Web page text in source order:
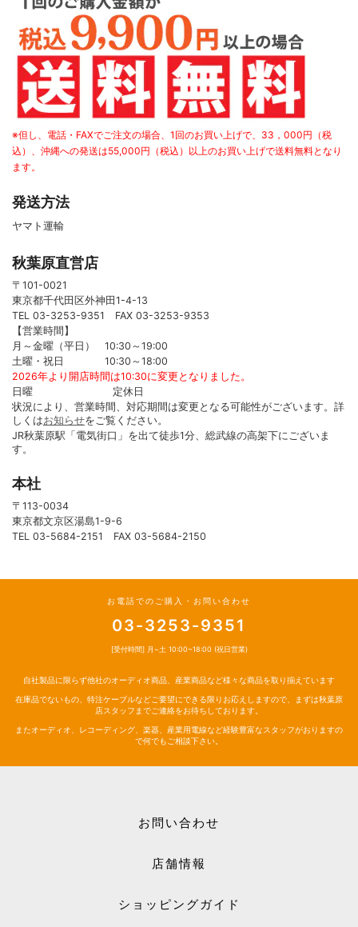
※但し、電話・FAXでご注文の場合、1回のお買い上げで、33，000円（税
込）、沖縄への発送は55,000円（税込）以上のお買い上げで送料無料となり
ます。
発送方法
ヤマト運輸
秋葉原直営店
〒101-0021
東京都千代田区外神田1-4-13
TEL 03-3253-9351 FAX 03-3253-9353
【営業時間】
月～金曜（平日） 10:30～19:00
土曜・祝日 10:30～18:00
2026年より開店時間は10:30に変更となりました。
日曜 定休日
状況により、営業時間、対応期間は変更となる可能性がございます。詳
しくはお知らせをご覧ください。
JR秋葉原駅「電気街口」を出て徒歩1分、総武線の高架下にございま
す。
本社
〒113-0034
東京都文京区湯島1-9-6
TEL 03-5684-2151 FAX 03-5684-2150
お電話でのご購入・お問い合わせ
03-3253-9351
[受付時間] 月~土 10:00~18:00 (祝日営業)
自社製品に限らず他社のオーディオ商品、産業商品など様々な商品を取り揃えています
在庫品でないもの、特注ケーブルなどご要望にできる限りお応えしますので、まずは秋葉原
店スタッフまでご連絡をお待ちしております。
またオーディオ、レコーディング、楽器、産業用電線など経験豊富なスタッフがおりますの
で何でもご相談下さい。
お問い合わせ
店舗情報
ショッピングガイド